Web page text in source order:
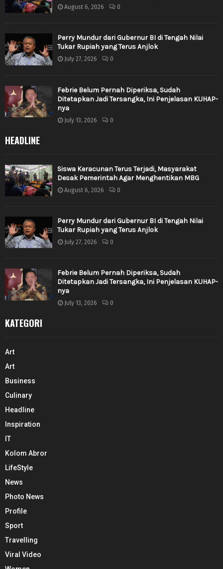
August 6, 2026 0
Perry Mundur dari Gubernur BI di Tengah Nilai
Tukar Rupiah yang Terus Anjlok
July 27, 2026 0
Febrie Belum Pernah Diperiksa, Sudah
Ditetapkan Jadi Tersangka, Ini Penjelasan KUHAP-
nya
July 13, 2026 0
HEADLINE
Siswa Keracunan Terus Terjadi, Masyarakat
Desak Pemerintah Agar Menghentikan MBG
August 6, 2026 0
Perry Mundur dari Gubernur BI di Tengah Nilai
Tukar Rupiah yang Terus Anjlok
July 27, 2026 0
Febrie Belum Pernah Diperiksa, Sudah
Ditetapkan Jadi Tersangka, Ini Penjelasan KUHAP-
nya
July 13, 2026 0
KATEGORI
Art
Art
Business
Culinary
Headline
Inspiration
IT
Kolom Abror
LifeStyle
News
Photo News
Profile
Sport
Travelling
Viral Video